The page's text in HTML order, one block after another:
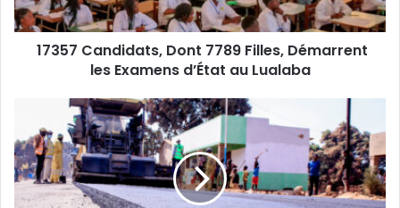
Examens
d’État
17357 Candidats, Dont 7789 Filles, Démarrent
les Examens d’État au Lualaba
Luilu :
Un
Pas
de
Géant